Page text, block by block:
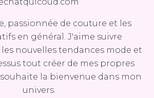
passionnée de couture et les
en général. J'aime suivre
nouvelles tendances mode et
tout créer de mes propres
souhaite la bienvenue dans mon
univers.